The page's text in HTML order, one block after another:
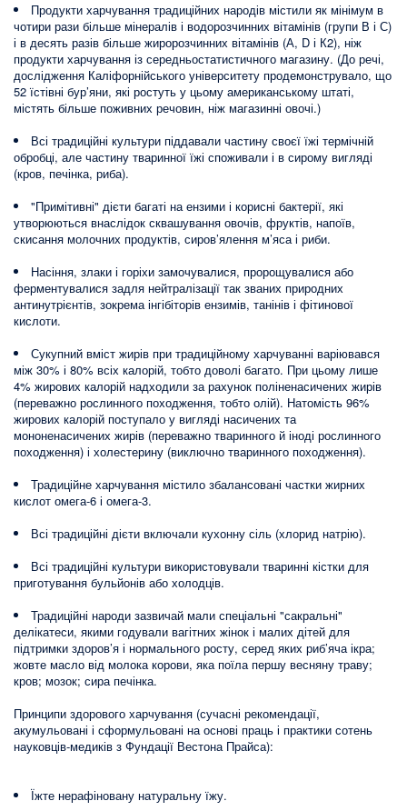
Продукти харчування традиційних народів містили як мінімум в
чотири рази більше мінералів і водорозчинних вітамінів (групи В і С)
і в десять разів більше жиророзчинних вітамінів (А, D і К2), ніж
продукти харчування із середньостатистичного магазину. (До речі,
дослідження Каліфорнійського університету продемонструвало, що
52 їстівні бур’яни, які ростуть у цьому американському штаті,
містять більше поживних речовин, ніж магазинні овочі.)
Всі традиційні культури піддавали частину своєї їжі термічній
обробці, але частину тваринної їжі споживали і в сирому вигляді
(кров, печінка, риба).
"Примітивні" дієти багаті на ензими і корисні бактерії, які
утворюються внаслідок сквашування овочів, фруктів, напоїв,
скисання молочних продуктів, сиров’ялення м’яса і риби.
Насіння, злаки і горіхи замочувалися, пророщувалися або
ферментувалися задля нейтралізації так званих природних
антинутрієнтів, зокрема інгібіторів ензимів, танінів і фітинової
кислоти.
Сукупний вміст жирів при традиційному харчуванні варіювався
між 30% і 80% всіх калорій, тобто доволі багато. При цьому лише
4% жирових калорій надходили за рахунок поліненасичених жирів
(переважно рослинного походження, тобто олій). Натомість 96%
жирових калорій поступало у вигляді насичених та
мононенасичених жирів (переважно тваринного й іноді рослинного
походження) і холестерину (виключно тваринного походження).
Традиційне харчування містило збалансовані частки жирних
кислот омега-6 і омега-3.
Всі традиційні дієти включали кухонну сіль (хлорид натрію).
Всі традиційні культури використовували тваринні кістки для
приготування бульйонів або холодців.
Традиційні народи зазвичай мали спеціальні "сакральні"
делікатеси, якими годували вагітних жінок і малих дітей для
підтримки здоров’я і нормального росту, серед яких риб’яча ікра;
жовте масло від молока корови, яка поїла першу весняну траву;
кров; мозок; сира печінка.
Принципи здорового харчування (сучасні рекомендації,
акумульовані і сформульовані на основі праць і практики сотень
науковців-медиків з Фундації Вестона Прайса):
Їжте нерафіновану натуральну їжу.